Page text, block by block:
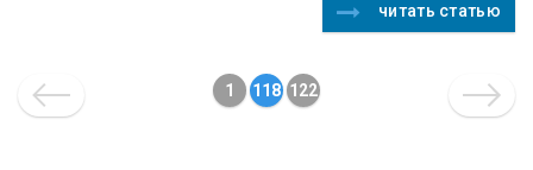
читать статью
1 118 122